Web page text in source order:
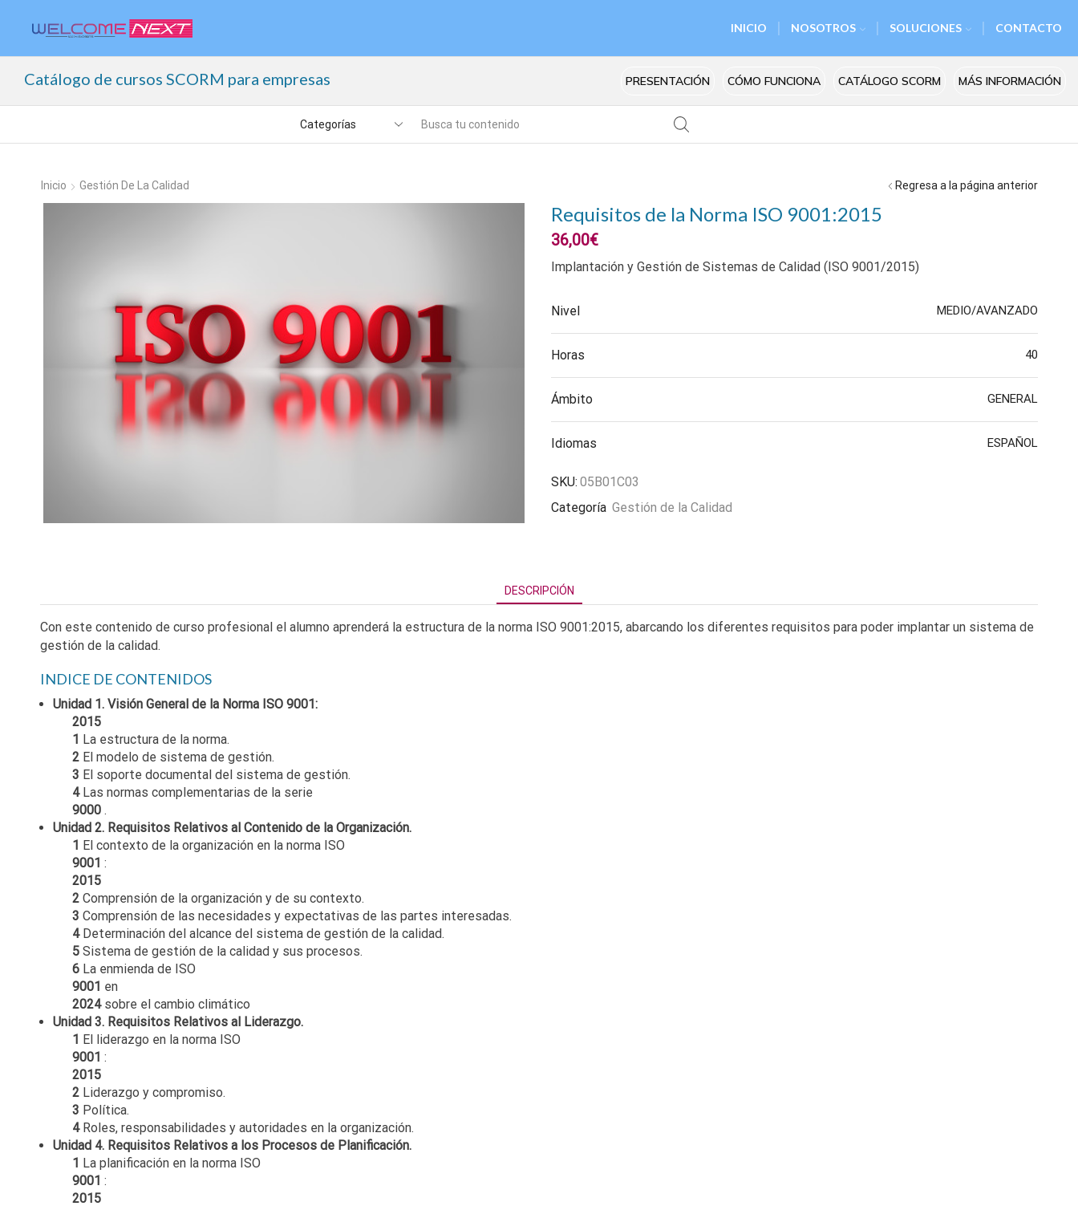
INICIO NOSOTROS SOLUCIONES CONTACTO
Catálogo de cursos SCORM para empresas PRESENTACIÓN CÓMO FUNCIONA CATÁLOGO SCORM MÁS INFORMACIÓN
Inicio Gestión De La Calidad Regresa a la página anterior
Requisitos de la Norma ISO 9001:2015
36,00€
Implantación y Gestión de Sistemas de Calidad (ISO 9001/2015)
Nivel MEDIO/AVANZADO
Horas 40
Ámbito GENERAL
Idiomas ESPAÑOL
SKU: 05B01C03
Categoría Gestión de la Calidad
DESCRIPCIÓN
Con este contenido de curso profesional el alumno aprenderá la estructura de la norma ISO 9001:2015, abarcando los diferentes requisitos para poder implantar un sistema de
gestión de la calidad.
INDICE DE CONTENIDOS
Unidad 1. Visión General de la Norma ISO 9001:
2015
1 La estructura de la norma.
2El modelo de sistema de gestión.
3 El soporte documental del sistema de gestión.
4Las normas complementarias de la serie
9000.
Unidad 2. Requisitos Relativos al Contenido de la Organización.
1 El contexto de la organización en la norma ISO
9001 :
2015
2Comprensión de la organización y de su contexto.
3 Comprensión de las necesidades y expectativas de las partes interesadas.
4Determinación del alcance del sistema de gestión de la calidad.
5Sistema de gestión de la calidad y sus procesos.
6La enmienda de ISO
9001 en
2024sobre el cambio climático
Unidad 3. Requisitos Relativos al Liderazgo.
1 El liderazgo en la norma ISO
9001 :
2015
2Liderazgo y compromiso.
3 Política.
4Roles, responsabilidades y autoridades en la organización.
Unidad 4. Requisitos Relativos a los Procesos de Planificación.
1 La planificación en la norma ISO
9001 :
2015